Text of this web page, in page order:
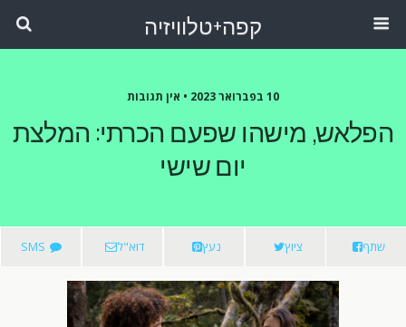
קפה+טלוויזיה
10 בפברואר 2023 • אין תגובות
הפלאש, מישהו שפעם הכרתי: המלצת
יום שישי
שתף ציוץ נעץ דוא"ל SMS